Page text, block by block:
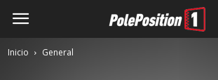
Inicio General